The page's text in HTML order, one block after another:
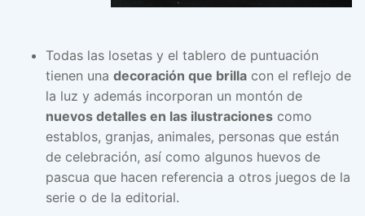
Todas las losetas y el tablero de puntuación
tienen una decoración que brilla con el reflejo de
la luz y además incorporan un montón de
nuevos detalles en las ilustraciones como
establos, granjas, animales, personas que están
de celebración, así como algunos huevos de
pascua que hacen referencia a otros juegos de la
serie o de la editorial.